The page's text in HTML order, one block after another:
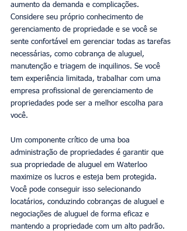
aumento da demanda e complicações.
Considere seu próprio conhecimento de
gerenciamento de propriedade e se você se
sente confortável em gerenciar todas as tarefas
necessárias, como cobrança de aluguel,
manutenção e triagem de inquilinos. Se você
tem experiência limitada, trabalhar com uma
empresa profissional de gerenciamento de
propriedades pode ser a melhor escolha para
você.
Um componente crítico de uma boa
administração de propriedades é garantir que
sua propriedade de aluguel em Waterloo
maximize os lucros e esteja bem protegida.
Você pode conseguir isso selecionando
locatários, conduzindo cobranças de aluguel e
negociações de aluguel de forma eficaz e
mantendo a propriedade com um alto padrão.